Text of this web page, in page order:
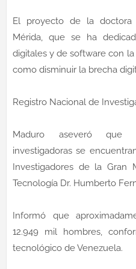
El proyecto de la doctora
Mérida, que se ha
digitales y de software con
como disminuir la brecha
Registro Nacional de
Maduro aseveró que
investigadoras se
Investigadores de la Gran
Tecnología Dr. Humberto
Informó que
12.949 mil hombres,
tecnológico de Venezuela.